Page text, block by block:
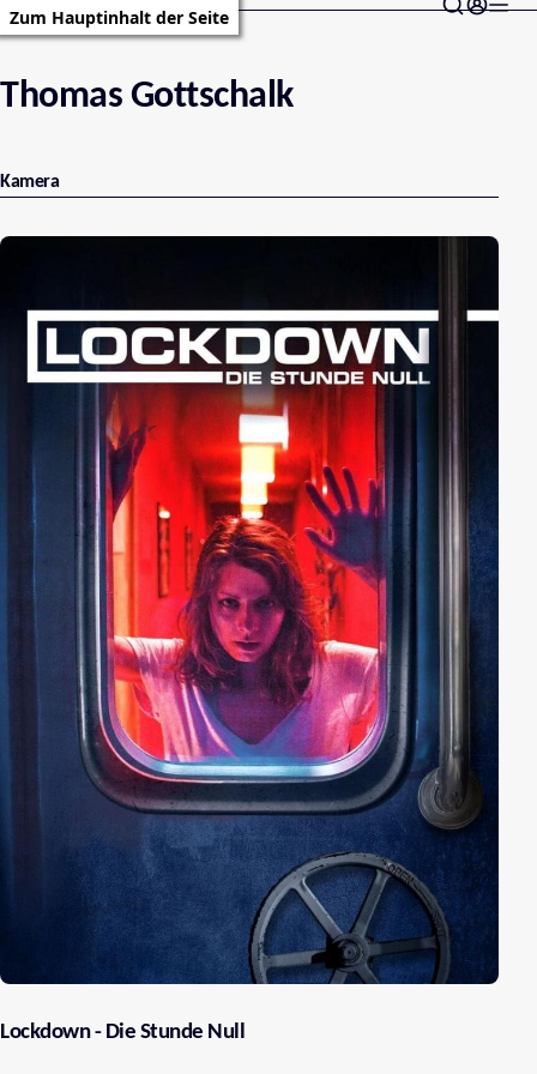
Zum Hauptinhalt der Seite
Thomas Gottschalk
Kamera
Lockdown - Die Stunde Null